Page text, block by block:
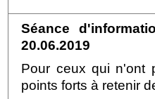
Séance
20.06.2019
Pour ceux qui n'ont
points forts à retenir